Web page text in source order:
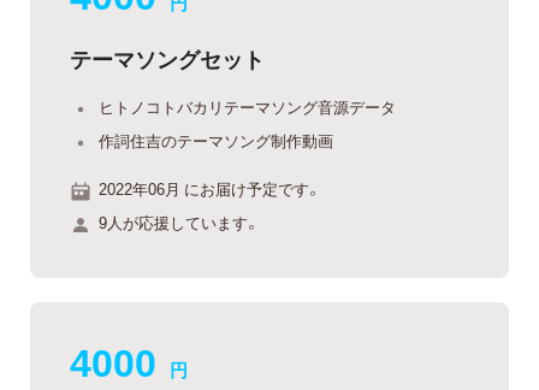
テーマソングセット
ヒトノコトバカリテーマソング音源データ
作詞住吉のテーマソング制作動画
2022年06月 にお届け予定です。
9人が応援しています。
4000 円